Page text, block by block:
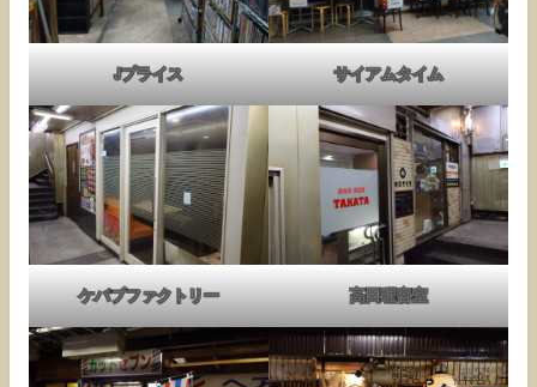
Jプライス サイアムタイム
ケバブファクトリー 高田理容室